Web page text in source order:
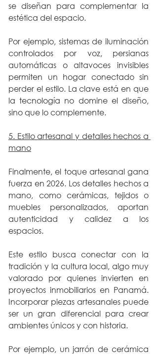
se diseñan para complementar la
estética del espacio.
Por ejemplo, sistemas de iluminación
controlados por voz, persianas
automáticas o altavoces invisibles
permiten un hogar conectado sin
perder el estilo. La clave está en que
la tecnología no domine el diseño,
sino que lo complemente.
5. Estilo artesanal y detalles hechos a
mano
Finalmente, el toque artesanal gana
fuerza en 2026. Los detalles hechos a
mano, como cerámicas, tejidos o
muebles personalizados, aportan
autenticidad y calidez a los
espacios.
Este estilo busca conectar con la
tradición y la cultura local, algo muy
valorado por quienes invierten en
proyectos inmobiliarios en Panamá.
Incorporar piezas artesanales puede
ser un gran diferencial para crear
ambientes únicos y con historia.
Por ejemplo, un jarrón de cerámica